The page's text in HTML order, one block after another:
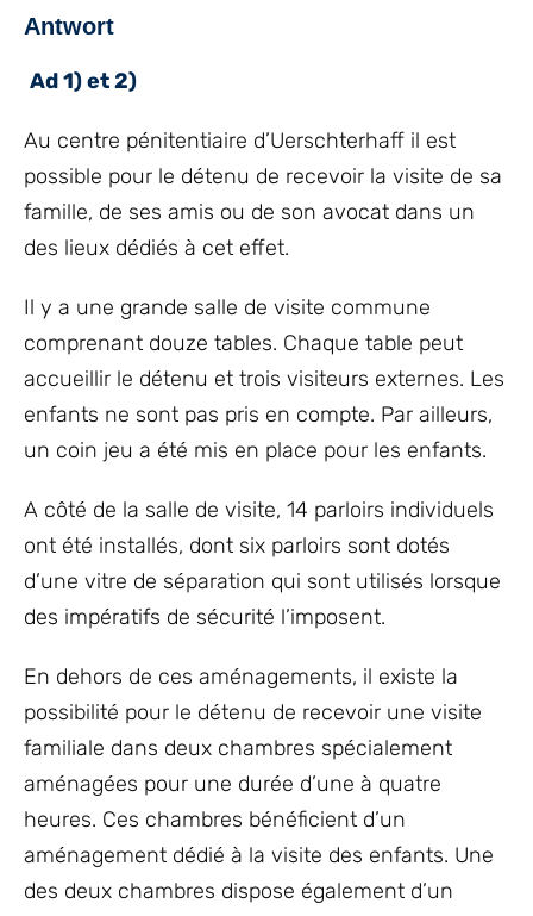
Antwort
Ad 1) et 2)
Au centre pénitentiaire d’Uerschterhaff il est
possible pour le détenu de recevoir la visite de sa
famille, de ses amis ou de son avocat dans un
des lieux dédiés à cet effet.
Il y a une grande salle de visite commune
comprenant douze tables. Chaque table peut
accueillir le détenu et trois visiteurs externes. Les
enfants ne sont pas pris en compte. Par ailleurs,
un coin jeu a été mis en place pour les enfants.
A côté de la salle de visite, 14 parloirs individuels
ont été installés, dont six parloirs sont dotés
d’une vitre de séparation qui sont utilisés lorsque
des impératifs de sécurité l’imposent.
En dehors de ces aménagements, il existe la
possibilité pour le détenu de recevoir une visite
familiale dans deux chambres spécialement
aménagées pour une durée d’une à quatre
heures. Ces chambres bénéficient d’un
aménagement dédié à la visite des enfants. Une
des deux chambres dispose également d’un